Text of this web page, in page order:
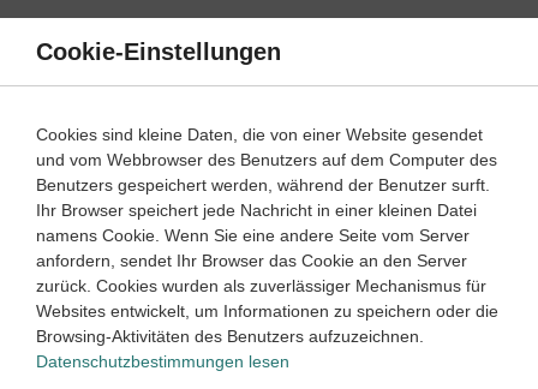
Direkt
Inhalt
Klassenarbeiten und Abiturprüfungen
Klassenarbeit
Stoffeigenschaften und Teilchenmodell (1)
Chemie Klasse7
Cookie-Einstellungen
Cookies sind kleine Daten, die von einer Website gesendet
und vom Webbrowser des Benutzers auf dem Computer des
Benutzers gespeichert werden, während der Benutzer surft.
Ihr Browser speichert jede Nachricht in einer kleinen Datei
namens Cookie. Wenn Sie eine andere Seite vom Server
anfordern, sendet Ihr Browser das Cookie an den Server
zurück. Cookies wurden als zuverlässiger Mechanismus für
Websites entwickelt, um Informationen zu speichern oder die
Browsing-Aktivitäten des Benutzers aufzuzeichnen.
Datenschutzbestimmungen lesen